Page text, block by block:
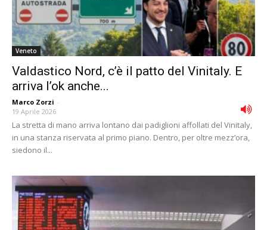
Veneto
Valdastico Nord, c’è il patto del Vinitaly. E
arriva l’ok anche...
Marco Zorzi -
19 Aprile 2026
La stretta di mano arriva lontano dai padiglioni affollati del Vinitaly,
in una stanza riservata al primo piano. Dentro, per oltre mezz’ora,
siedono il...